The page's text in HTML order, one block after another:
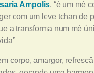
Ampolis, “é um mé
com um leve tchan de
a transforma num mé
corpo, amargor,